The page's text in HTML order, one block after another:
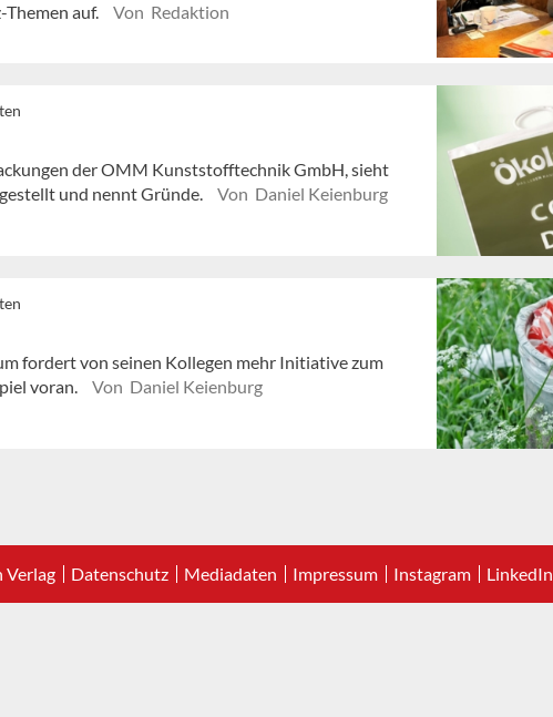
auf.
Von Redaktion
der OMM Kunststofftechnik GmbH, sieht
und nennt Gründe.
Von Daniel Keienburg
fordert von seinen Kollegen mehr Initiative zum
voran.
Von Daniel Keienburg
Verlag Datenschutz Mediadaten Impressum Instagram LinkedIn